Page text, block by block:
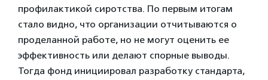
профилактикой сиротства. По первым итогам
стало видно, что организации отчитываются о
проделанной работе, но не могут оценить ее
эффективность или делают спорные выводы.
Тогда фонд инициировал разработку стандарта,